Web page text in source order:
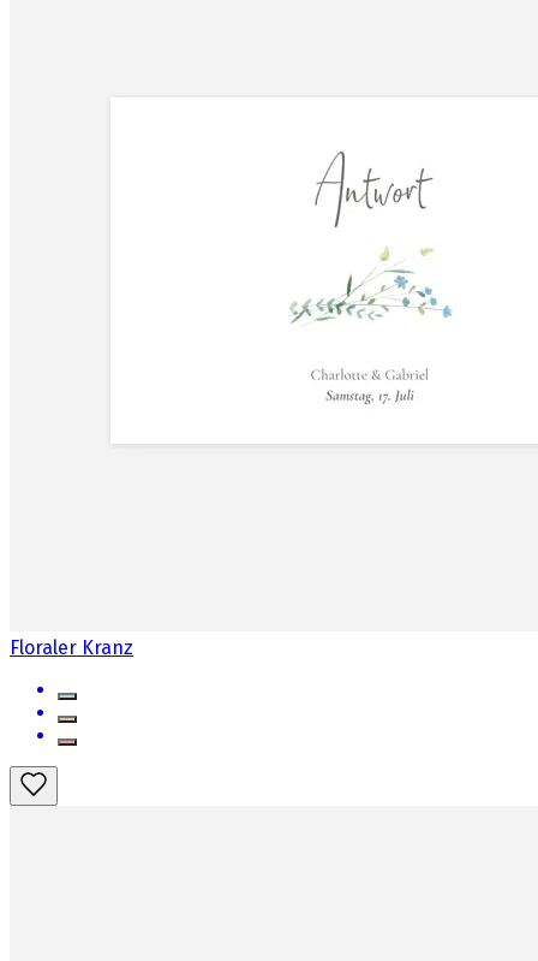
Floraler Kranz